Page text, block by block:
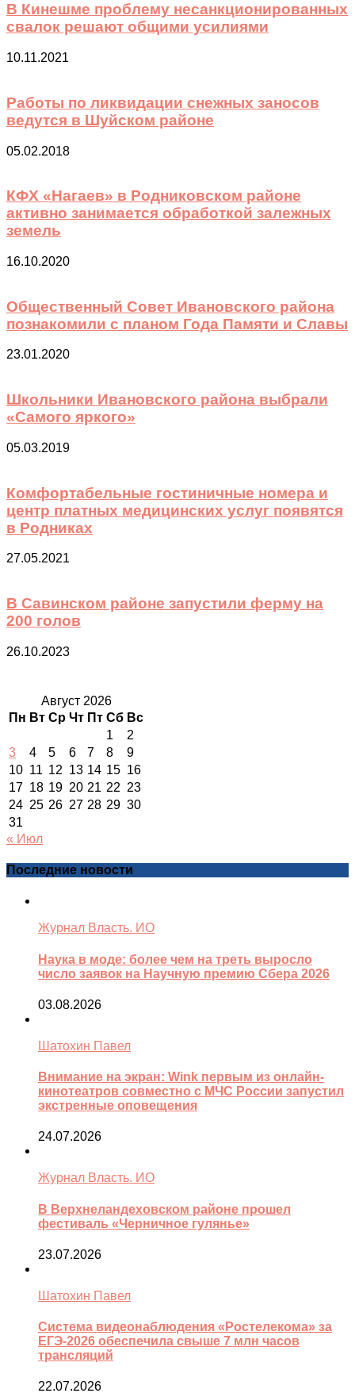
В Кинешме проблему несанкционированных
свалок решают общими усилиями
10.11.2021
Работы по ликвидации снежных заносов
ведутся в Шуйском районе
05.02.2018
КФХ «Нагаев» в Родниковском районе
активно занимается обработкой залежных
земель
16.10.2020
Общественный Совет Ивановского района
познакомили с планом Года Памяти и Славы
23.01.2020
Школьники Ивановского района выбрали
«Самого яркого»
05.03.2019
Комфортабельные гостиничные номера и
центр платных медицинских услуг появятся
в Родниках
27.05.2021
В Савинском районе запустили ферму на
200 голов
26.10.2023
Август 2026
Пн Вт Ср Чт Пт Сб Вс
1
2
3
4 5 6 7 8
9
10 11 12 13 14 15 16
17 18 19 20 21 22 23
24 25 26 27 28 29 30
31
« Июл
Последние новости
Журнал Власть. ИО
Наука в моде: более чем на треть выросло
число заявок на Научную премию Сбера 2026
03.08.2026
Шатохин Павел
Внимание на экран: Wink первым из онлайн-
кинотеатров совместно с МЧС России запустил
экстренные оповещения
24.07.2026
Журнал Власть. ИО
В Верхнеландеховском районе прошел
фестиваль «Черничное гулянье»
23.07.2026
Шатохин Павел
Система видеонаблюдения «Ростелекома» за
ЕГЭ-2026 обеспечила свыше 7 млн часов
трансляций
22.07.2026